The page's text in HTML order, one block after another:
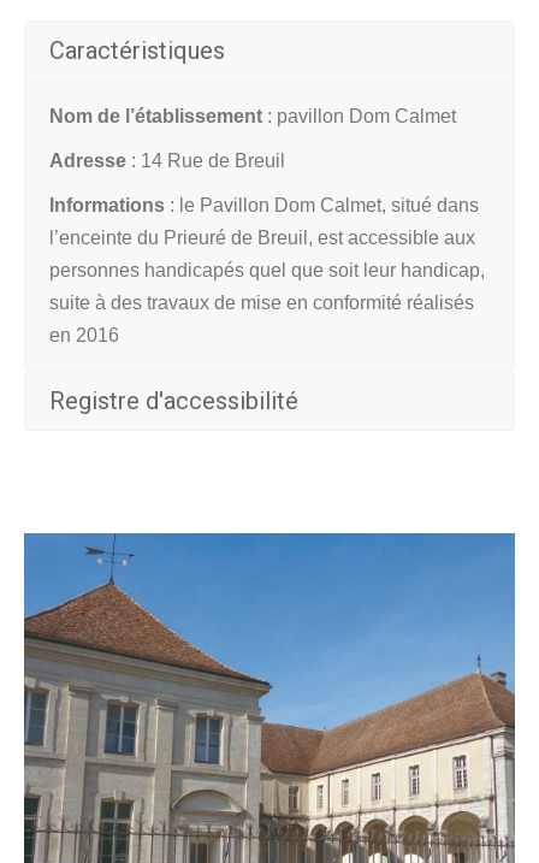
Caractéristiques
Nom de l’établissement : pavillon Dom Calmet
Adresse : 14 Rue de Breuil
Informations : l e Pavillon Dom Calmet, situé dans
l’enceinte du Prieuré de Breuil, est accessible aux
personnes handicapés quel que soit leur handicap,
suite à des travaux de mise en conformité réalisés
en 2016
Registre d'accessibilité